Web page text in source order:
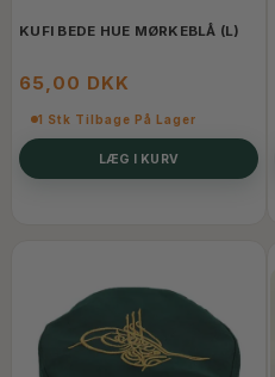
KUFI BEDE HUE MØRKEBLÅ (L)
65,00 DKK
1 Stk Tilbage På Lager
LÆG I KURV